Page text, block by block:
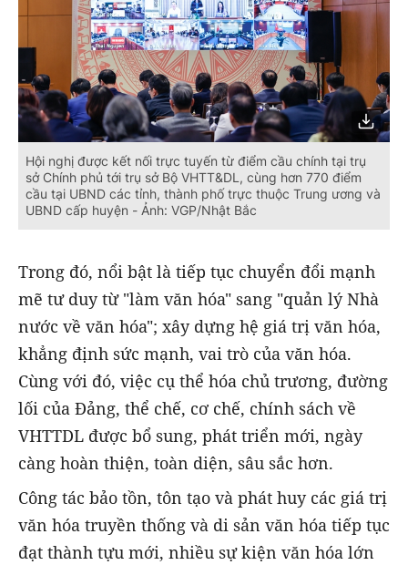
Hội nghị được kết nối trực tuyến từ điểm cầu chính tại trụ
sở Chính phủ tới trụ sở Bộ VHTT&DL, cùng hơn 770 điểm
cầu tại UBND các tỉnh, thành phố trực thuộc Trung ương và
UBND cấp huyện - Ảnh: VGP/Nhật Bắc
Trong đó, nổi bật là tiếp tục chuyển đổi mạnh
mẽ tư duy từ "làm văn hóa" sang "quản lý Nhà
nước về văn hóa"; xây dựng hệ giá trị văn hóa,
khẳng định sức mạnh, vai trò của văn hóa.
Cùng với đó, việc cụ thể hóa chủ trương, đường
lối của Đảng, thể chế, cơ chế, chính sách về
VHTTDL được bổ sung, phát triển mới, ngày
càng hoàn thiện, toàn diện, sâu sắc hơn.
Công tác bảo tồn, tôn tạo và phát huy các giá trị
văn hóa truyền thống và di sản văn hóa tiếp tục
đạt thành tựu mới, nhiều sự kiện văn hóa lớn